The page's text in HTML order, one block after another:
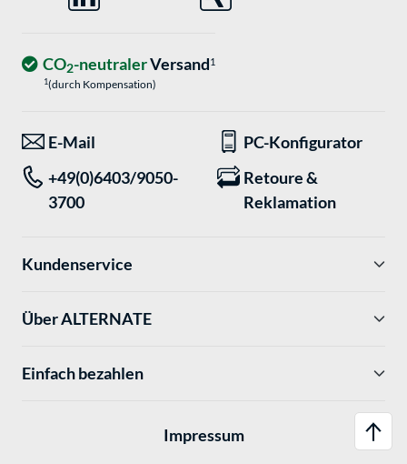
CO2-neutralerVersand1
1(durch Kompensation)
E-Mail
PC-Konfigurator
+49(0)6403/9050-
3700
Retoure &
Reklamation
Kundenservice
Über ALTERNATE
Einfach bezahlen
Impressum